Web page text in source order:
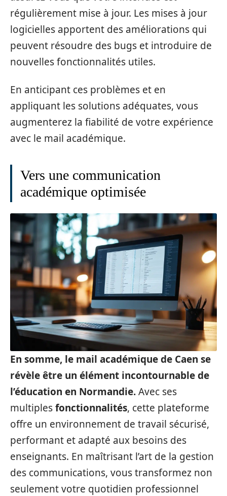
régulièrement mise à jour. Les mises à jour
logicielles apportent des améliorations qui
peuvent résoudre des bugs et introduire de
nouvelles fonctionnalités utiles.
En anticipant ces problèmes et en
appliquant les solutions adéquates, vous
augmenterez la fiabilité de votre expérience
avec le mail académique.
Vers une communication
académique optimisée
En somme, le mail académique de Caen se
révèle être un élément incontournable de
l’éducation en Normandie.Avec ses
multiplesfonctionnalités, cette plateforme
offre un environnement de travail sécurisé,
performant et adapté aux besoins des
enseignants. En maîtrisant l’art de la gestion
des communications, vous transformez non
seulement votre quotidien professionnel